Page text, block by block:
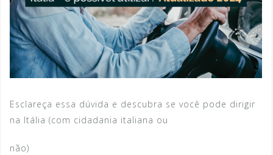
Esclareça essa dúvida e descubra se você pode dirigir
na Itália (com cidadania italiana ou
não)